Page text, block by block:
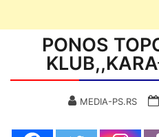
PONOS
MEDIA-PS.RS